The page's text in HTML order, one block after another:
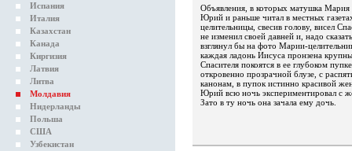
Испания
Италия
Казахстан
Канада
Киргизия
Латвия
Литва
Молдавия
Нидерланды
Польша
США
Узбекистан
Объявления, в которых матушка
Юрий и раньше читал в местных
целительницы, свесив голову, висел
не изменил своей давней и, надо
взглянул бы на фото Марии-
каждая ладонь Иисуса пронзена
Спасителя покоятся в ее глубоком
откровенно прозрачной блузе, с
канонам, в пупок истинно красивой
Юрий всю ночь экспериментировал с
Зато в ту ночь она зачала ему дочь.